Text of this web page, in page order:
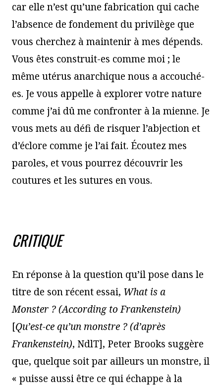
car elle n’est qu’une fabrication qui cache
l’absence de fondement du privilège que
vous cherchez à maintenir à mes dépends.
Vous êtes construit-es comme moi ; le
même utérus anarchique nous a accouché-
es. Je vous appelle à explorer votre nature
comme j’ai dû me confronter à la mienne. Je
vous mets au défi de risquer l’abjection et
d’éclore comme je l’ai fait. Écoutez mes
paroles, et vous pourrez découvrir les
coutures et les sutures en vous.
CRITIQUE
En réponse à la question qu’il pose dans le
titre de son récent essai, What is a
Monster ? (According to Frankenstein)
[Qu’est-ce qu’un monstre ? (d’après
Frankenstein), NdlT], Peter Brooks suggère
que, quelque soit par ailleurs un monstre, il
« puisse aussi être ce qui échappe à la